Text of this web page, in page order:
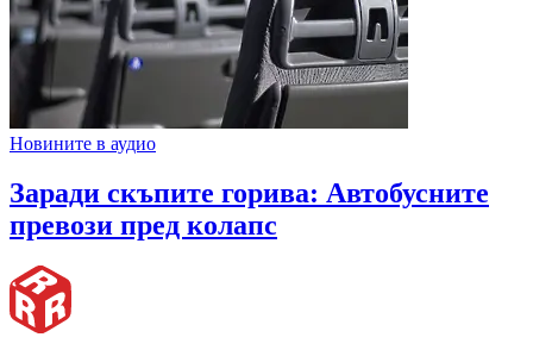
Новините в аудио
Заради скъпите горива: Автобусните
превози пред колапс